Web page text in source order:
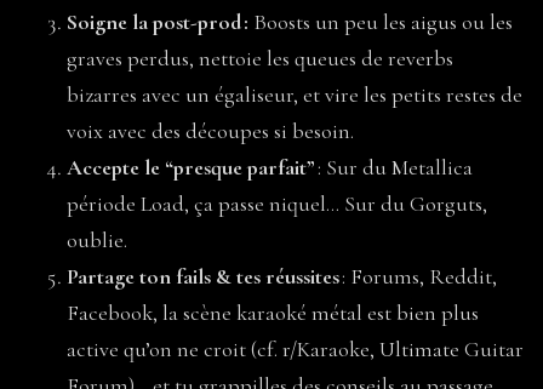
Soigne la post-prod : Boosts un peu les aigus ou les
graves perdus, nettoie les queues de reverbs
bizarres avec un égaliseur, et vire les petits restes de
voix avec des découpes si besoin.
Accepte le “presque parfait”: Sur du Metallica
période Load, ça passe niquel… Sur du Gorguts,
oublie.
Partage ton fails & tes réussites: Forums, Reddit,
Facebook, la scène karaoké métal est bien plus
active qu’on ne croit (cf. r/Karaoke, Ultimate Guitar